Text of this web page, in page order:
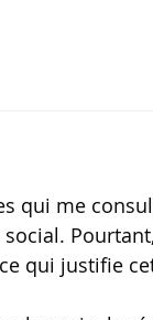
qui me
qui justifie